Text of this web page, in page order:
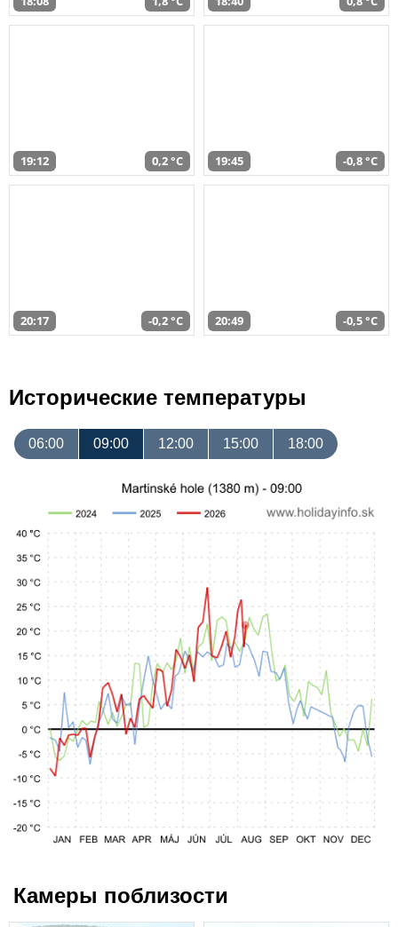
19:12 0,2 °C 19:45 -0,8 °C
20:17 -0,2 °C 20:49 -0,5 °C
Исторические температуры
06:00 09:00 12:00 15:00 18:00
Камеры поблизости